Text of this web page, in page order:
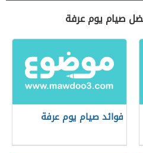
صيام يوم عرفة
فوائد صيام يوم عرفة